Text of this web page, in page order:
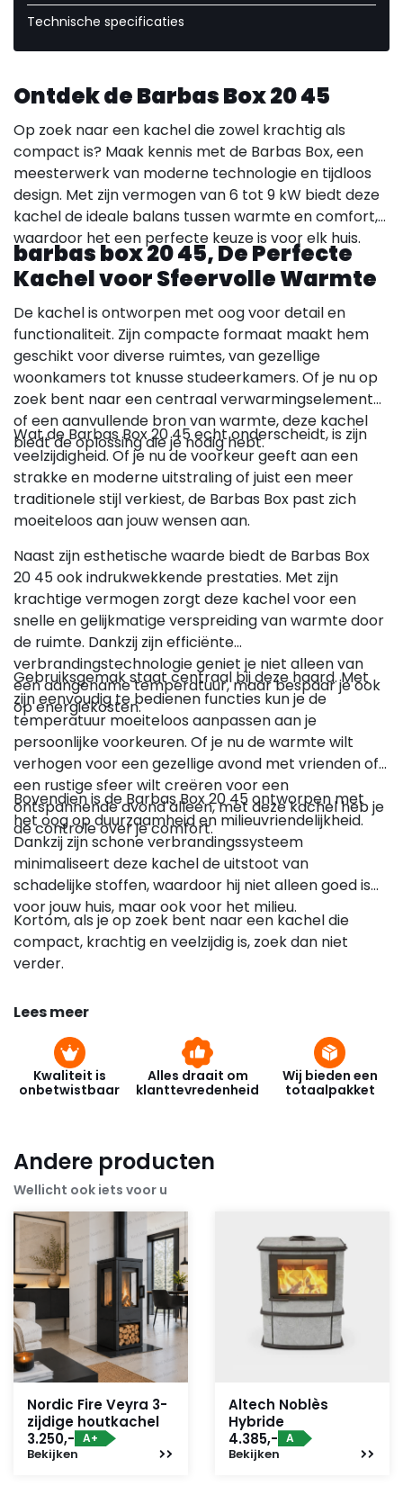
Technische specificaties
Ontdek de Barbas Box 20 45
Op zoek naar een kachel die zowel krachtig als
compact is? Maak kennis met de Barbas Box, een
meesterwerk van moderne technologie en tijdloos
design. Met zijn vermogen van 6 tot 9 kW biedt deze
kachel de ideale balans tussen warmte en comfort,
waardoor het een perfecte keuze is voor elk huis.
barbas box 20 45, De Perfecte
Kachel voor Sfeervolle Warmte
De kachel is ontworpen met oog voor detail en
functionaliteit. Zijn compacte formaat maakt hem
geschikt voor diverse ruimtes, van gezellige
woonkamers tot knusse studeerkamers. Of je nu op
zoek bent naar een centraal verwarmingselement
of een aanvullende bron van warmte, deze kachel
biedt de oplossing die je nodig hebt.
Wat de Barbas Box 20 45 echt onderscheidt, is zijn
veelzijdigheid. Of je nu de voorkeur geeft aan een
strakke en moderne uitstraling of juist een meer
traditionele stijl verkiest, de Barbas Box past zich
moeiteloos aan jouw wensen aan.
Naast zijn esthetische waarde biedt de Barbas Box
20 45 ook indrukwekkende prestaties. Met zijn
krachtige vermogen zorgt deze kachel voor een
snelle en gelijkmatige verspreiding van warmte door
de ruimte. Dankzij zijn efficiënte
verbrandingstechnologie geniet je niet alleen van
een aangename temperatuur, maar bespaar je ook
op energiekosten.
Gebruiksgemak staat centraal bij deze haard. Met
zijn eenvoudig te bedienen functies kun je de
temperatuur moeiteloos aanpassen aan je
persoonlijke voorkeuren. Of je nu de warmte wilt
verhogen voor een gezellige avond met vrienden of
een rustige sfeer wilt creëren voor een
ontspannende avond alleen, met deze kachel heb je
de controle over je comfort.
Bovendien is de Barbas Box 20 45 ontworpen met
het oog op duurzaamheid en milieuvriendelijkheid.
Dankzij zijn schone verbrandingssysteem
minimaliseert deze kachel de uitstoot van
schadelijke stoffen, waardoor hij niet alleen goed is
voor jouw huis, maar ook voor het milieu.
Kortom, als je op zoek bent naar een kachel die
compact, krachtig en veelzijdig is, zoek dan niet
verder.
Lees meer
Kwaliteit is
onbetwistbaar
Alles draait om
klanttevredenheid
Wij bieden een
totaalpakket
Andere producten
Wellicht ook iets voor u
Nordic Fire Veyra 3-
zijdige houtkachel
3.250,- A+
Bekijken
Altech Noblès
Hybride
4.385,- A
Bekijken